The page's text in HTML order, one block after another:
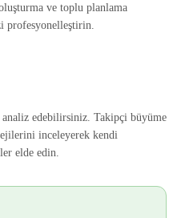
ve toplu planlama
edebilirsiniz. Takipçi büyüme
inceleyerek kendi
elde edin.